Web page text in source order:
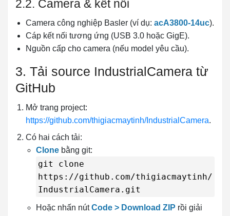
2.2. Camera & kết nối
Camera công nghiệp Basler (ví dụ: acA3800-14uc).
Cáp kết nối tương ứng (USB 3.0 hoặc GigE).
Nguồn cấp cho camera (nếu model yêu cầu).
3. Tải source IndustrialCamera từ
GitHub
Mở trang project:
https://github.com/thigiacmaytinh/IndustrialCamera.
Có hai cách tải:
Clone bằng git:
git clone
https://github.com/thigiacmaytinh/
IndustrialCamera.git
Hoặc nhấn nútCode > Download ZIP rồi giải